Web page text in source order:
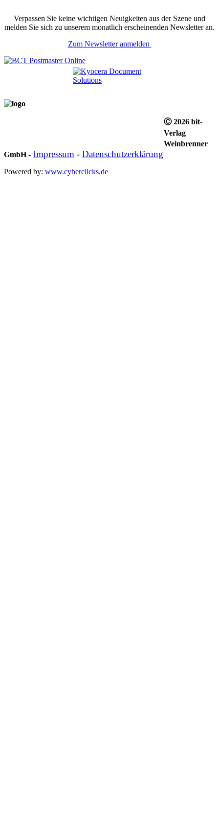
Verpassen Sie keine wichtigen Neuigkeiten aus der Szene und
melden Sie sich zu unserem monatlich erscheinenden Newsletter an.
Zum Newsletter anmelden
Ⓒ 2026 bit-
Verlag
Weinbrenner
GmbH- Impressum - Datenschutzerklärung
Powered by: www.cyberclicks.de